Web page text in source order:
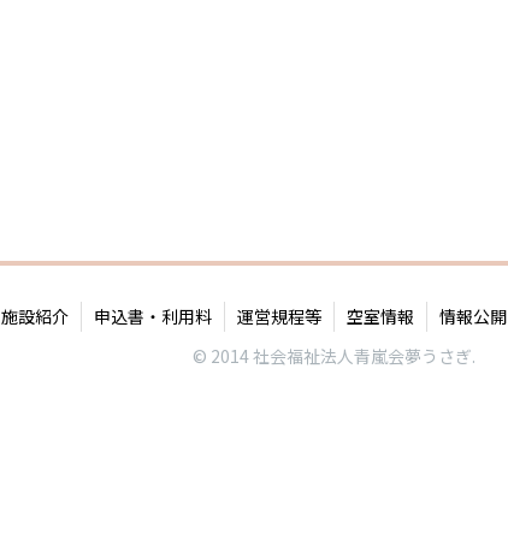
施設紹介 申込書・利用料 運営規程等 空室情報 情報公開
© 2014 社会福祉法人青嵐会夢うさぎ.